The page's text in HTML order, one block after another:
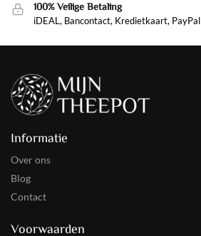
100% Veilige Betaling
iDEAL, Bancontact, Kredietkaart, PayPal
Informatie
Over ons
Blog
Contact
Voorwaarden